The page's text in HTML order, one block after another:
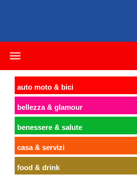
Toggle
auto moto & bici
bellezza & glamour
benessere & salute
casa & servizi
food & drink